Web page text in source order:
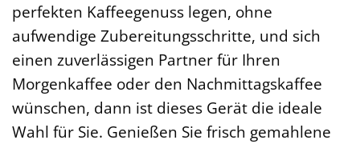
perfekten Kaffeegenuss legen, ohne
aufwendige Zubereitungsschritte, und sich
einen zuverlässigen Partner für Ihren
Morgenkaffee oder den Nachmittagskaffee
wünschen, dann ist dieses Gerät die ideale
Wahl für Sie. Genießen Sie frisch gemahlene